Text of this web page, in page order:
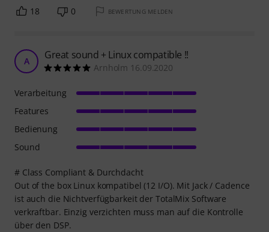
18 0 BEWERTUNG MELDEN
A Great sound + Linux compatible !!
Arnholm 16.09.2020
# Class Compliant & Durchdacht
Out of the box Linux kompatibel (12 I/O). Mit Jack / Cadence
ist auch die Nichtverfügbarkeit der TotalMix Software
verkraftbar. Einzig verzichten muss man auf die Kontrolle
über den DSP.
Verarbeitung
Features
Bedienung
Sound